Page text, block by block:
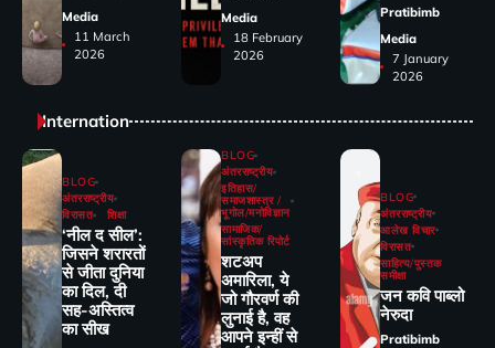
Media
11 March
2026
Media
18 February
2026
Pratibimb
Media
7 January
2026
Internation
BLOG
अंतरराष्ट्रीय
विरासत
शिक्षा
‘नील द सील’:
जिसने शरारतों
से जीता दुनिया
का दिल, दी
सह-अस्तित्व
का सीख
BLOG
अंतरराष्ट्रीय
इतिहास/
समाजशास्त्र /
भूगोल/मनोविज्ञान
सामाजिक/
सांस्कृतिक रिपोर्ट
शटअप
अमारिला, ये
जो गौरवर्ण की
लुनाई है, वह
आपने इन्हीं से
BLOG
अंतरराष्ट्रीय
आलेख विचार
विरासत
साहित्य/पुस्तक
समीक्षा
जन कवि पाब्लो
नेरुदा
Pratibimb